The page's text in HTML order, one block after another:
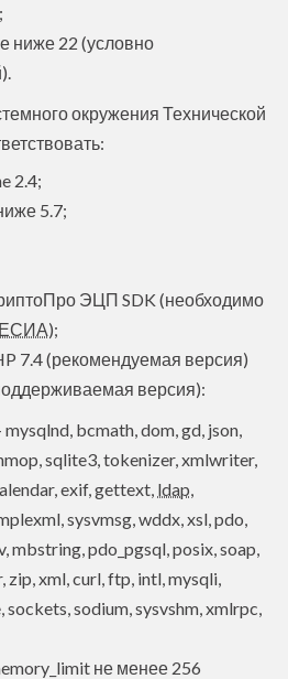
ниже 22 (условно
окружения Технической
2.4;
5.7;
ЭЦП SDK (необходимо
ЕСИА);
7.4 (рекомендуемая версия)
версия):
bcmath, dom, gd, json,
sqlite3, tokenizer, xmlwriter,
exif, gettext, ldap
sysvmsg, wddx, xsl, pdo,
mbstring, pdo_pgsql, posix, soap,
zip, xml, curl, ftp, intl, mysqli,
sodium, sysvshm, xmlrpc,
не менее 256